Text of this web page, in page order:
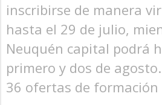
inscribirse de manera
hasta el 29 de julio,
Neuquén capital podrá
primero y dos de
36 ofertas de